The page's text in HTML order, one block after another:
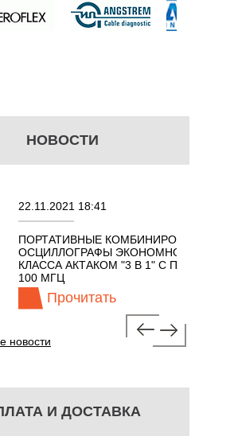
НОВОСТИ
18:41
КОМБИНИРОВАННЫЕ
ЭКОНОМНОГО
АКТАКОМ "3 В 1" С ПОЛОСОЙ
МГЦ
Прочитать
новости
И ДОСТАВКА